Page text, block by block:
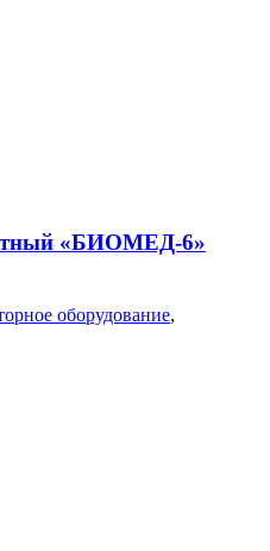
«БИОМЕД-6»
оборудование,